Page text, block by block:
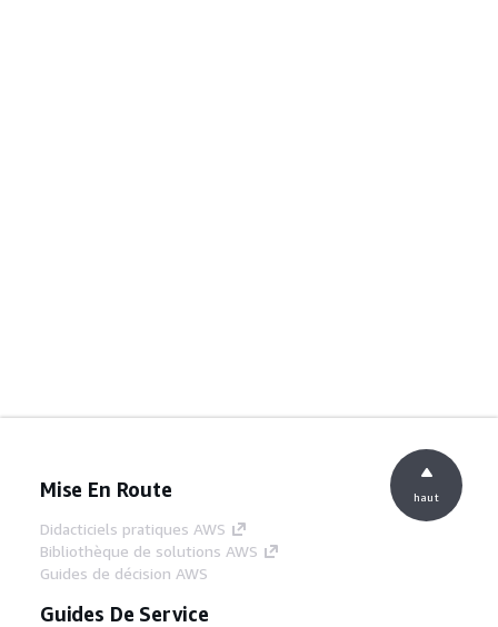
Mise En Route
Didacticiels pratiques AWS
Bibliothèque de solutions AWS
Guides de décision AWS
Guides De Service
haut